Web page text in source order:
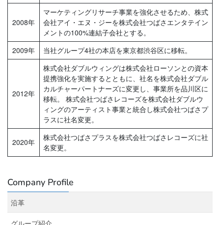
2008年
マーケティングリサーチ事業を強化させるため、株式
会社アイ・エヌ・ジーを株式会社つばさエンタテイン
メントの100%連結子会社とする。
2009年
当社グループ4社の本店を東京都渋谷区に移転。
2012年
株式会社ダブルウィングは株式会社ローソンとの資本
提携強化を実施するとともに、社名を株式会社ダブル
カルチャーパートナーズに変更し、事業所を品川区に
移転。 株式会社つばさレコーズを株式会社ダブルウ
ィングのアーティスト事業と統合し株式会社つばさプ
ラスに社名変更。
2020年
株式会社つばさプラスを株式会社つばさレコーズに社
名変更。
Company Profile
沿革